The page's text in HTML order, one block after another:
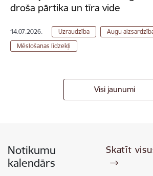
droša pārtika un tīra vide
14.07.2026. Uzraudzība
Augu
Mēslošanas līdzekļi
Visi jaunumi
Notikumu
kalendārs
Skatīt